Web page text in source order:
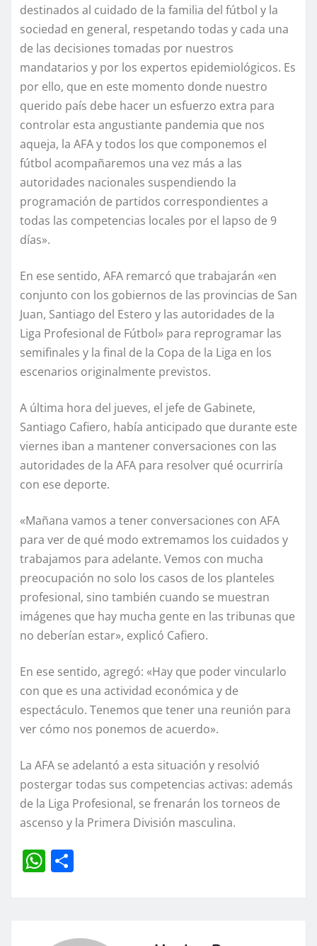
destinados al cuidado de la familia del fútbol y la
sociedad en general, respetando todas y cada una
de las decisiones tomadas por nuestros
mandatarios y por los expertos epidemiológicos. Es
por ello, que en este momento donde nuestro
querido país debe hacer un esfuerzo extra para
controlar esta angustiante pandemia que nos
aqueja, la AFA y todos los que componemos el
fútbol acompañaremos una vez más a las
autoridades nacionales suspendiendo la
programación de partidos correspondientes a
todas las competencias locales por el lapso de 9
días».
En ese sentido, AFA remarcó que trabajarán «en
conjunto con los gobiernos de las provincias de San
Juan, Santiago del Estero y las autoridades de la
Liga Profesional de Fútbol» para reprogramar las
semifinales y la final de la Copa de la Liga en los
escenarios originalmente previstos.
A última hora del jueves, el jefe de Gabinete,
Santiago Cafiero, había anticipado que durante este
viernes iban a mantener conversaciones con las
autoridades de la AFA para resolver qué ocurriría
con ese deporte.
«Mañana vamos a tener conversaciones con AFA
para ver de qué modo extremamos los cuidados y
trabajamos para adelante. Vemos con mucha
preocupación no solo los casos de los planteles
profesional, sino también cuando se muestran
imágenes que hay mucha gente en las tribunas que
no deberían estar», explicó Cafiero.
En ese sentido, agregó: «Hay que poder vincularlo
con que es una actividad económica y de
espectáculo. Tenemos que tener una reunión para
ver cómo nos ponemos de acuerdo».
La AFA se adelantó a esta situación y resolvió
postergar todas sus competencias activas: además
de la Liga Profesional, se frenarán los torneos de
ascenso y la Primera División masculina.
W